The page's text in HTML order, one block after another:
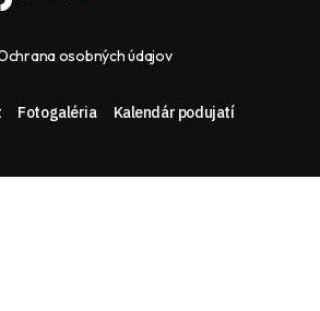
osobných údajov
Fotogaléria
Kalendár podujatí